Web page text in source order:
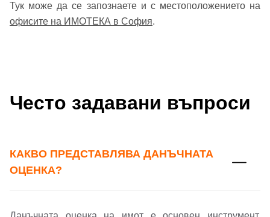
Тук може да се запознаете и с местоположението на
офисите на ИМОТЕКА в София.
Често задавани въпроси
КАКВО ПРЕДСТАВЛЯВА ДАНЪЧНАТА
ОЦЕНКА?